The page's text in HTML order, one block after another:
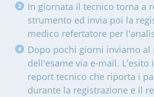
In giornata il tecnico torna a
strumento ed invia poi la
medico refertatore per
Dopo pochi giorni inviamo al
dell'esame via e-mail. L'esito
report tecnico che riporta i
durante la registrazione e il